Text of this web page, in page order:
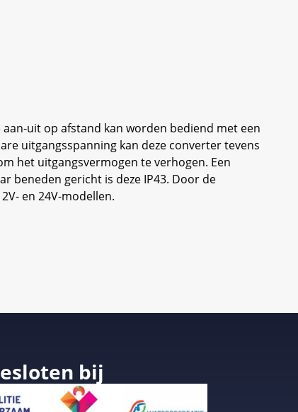
uit op afstand kan worden bediend met een
uitgangsspanning kan deze converter tevens
het uitgangsvermogen te verhogen. Een
beneden gericht is deze IP43. Door de
en 24V-modellen.
bij